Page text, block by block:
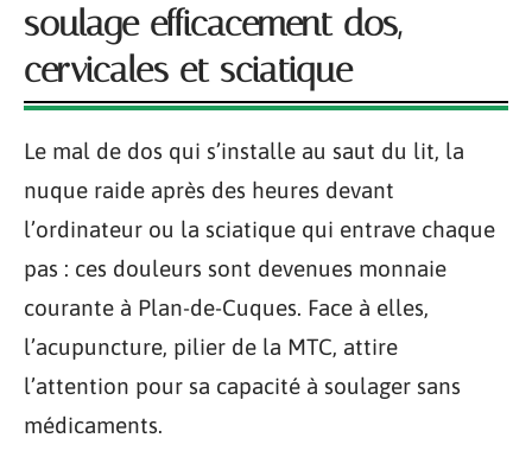
soulage efficacement dos,
cervicales et sciatique
Le mal de dos qui s’installe au saut du lit, la
nuque raide après des heures devant
l’ordinateur ou la sciatique qui entrave chaque
pas : ces douleurs sont devenues monnaie
courante à Plan-de-Cuques. Face à elles,
l’acupuncture, pilier de la MTC, attire
l’attention pour sa capacité à soulager sans
médicaments.